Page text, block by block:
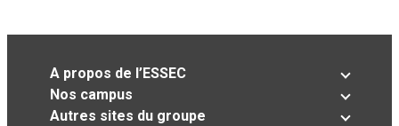
A propos de l’ESSEC
Nos campus
Autres sites du groupe